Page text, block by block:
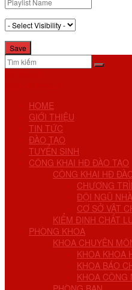
HOME
GIỚI THIỆU
TIN TỨC
ĐÀO TẠO
TUYỂN SINH
CÔNG KHAI HĐ ĐÀO TẠO
CÔNG KHAI HĐ
CHƯƠNG
ĐỘI NGŨ
CƠ SỞ VẬT
KIỂM ĐỊNH CHẤT
PHÒNG KHOA
KHOA CHUYÊN
KHOA KHOA
KHOA BÁO
KHOA CÔNG